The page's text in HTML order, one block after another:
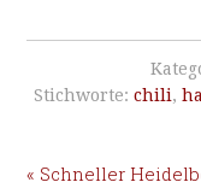
Stichworte: chili,
« Schneller